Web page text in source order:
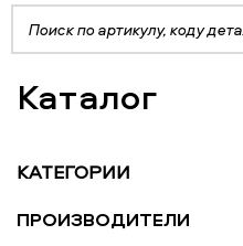
Каталог
КАТЕГОРИИ
ПРОИЗВОДИТЕЛИ